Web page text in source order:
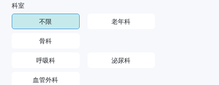
科室
不限
老年科
骨科
呼吸科 泌尿科
血管外科